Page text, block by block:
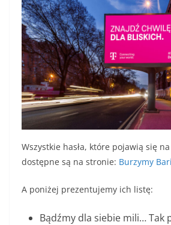
Wszystkie hasła, które pojawią się
dostępne są na stronie: Burzymy
A poniżej prezentujemy ich listę:
Bądźmy dla siebie mili… Tak